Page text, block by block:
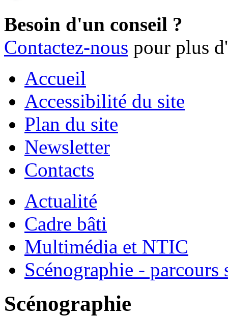
Besoin d'un conseil ?
Contactez-nous pour plus
Accueil
Accessibilité du site
Plan du site
Newsletter
Contacts
Actualité
Cadre bâti
Multimédia et NTIC
Scénographie - parcours
Scénographie